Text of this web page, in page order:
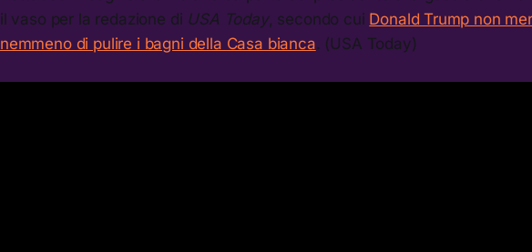
il vaso per la redazione di USA Today, secondo cui Donald Trump non
nemmeno di pulire i bagni della Casa bianca. (USA Today)